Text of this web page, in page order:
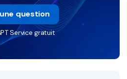
question
Service gratuit